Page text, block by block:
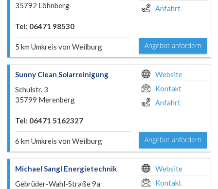
35792 Löhnberg
Tel: 06471 98530
5 km Umkreis von Weilburg
Anfahrt
Angebot anfordern
Sunny Clean Solarreinigung
Schulstr. 3
35799 Merenberg
Tel: 06471 5162327
6 km Umkreis von Weilburg
Website
Kontakt
Anfahrt
Angebot anfordern
Michael Sangl Energietechnik
Gebrüder-Wahl-Straße 9a
Website
Kontakt